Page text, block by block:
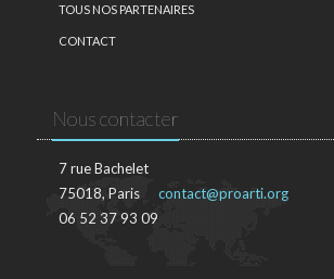
TOUS NOS PARTENAIRES
CONTACT
Nous contacter
7 rue Bachelet
75018, Paris
06 52 37 93 09
contact@proarti.org